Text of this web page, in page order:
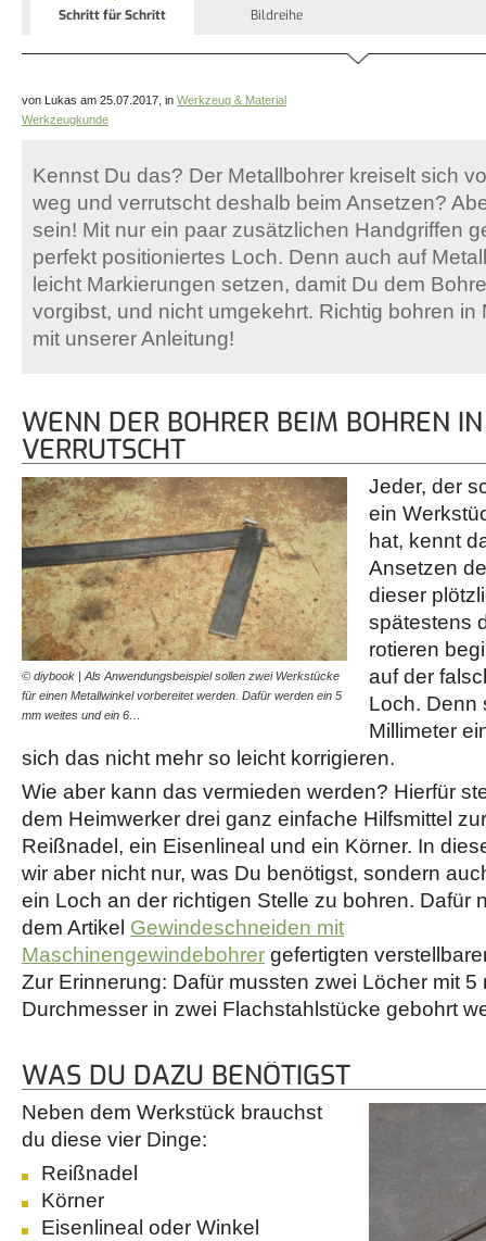
Schritt für Schritt Bildreihe
von Lukas am 25.07.2017, in Werkzeug & Material
Werkzeugkunde
Kennst Du das? Der Metallbohrer kreiselt sich
weg und verrutscht deshalb beim Ansetzen?
sein! Mit nur ein paar zusätzlichen Handgriffen
perfekt positioniertes Loch. Denn auch auf
leicht Markierungen setzen, damit Du dem
vorgibst, und nicht umgekehrt. Richtig bohren in
mit unserer Anleitung!
WENN DER BOHRER BEIM BOHREN
VERRUTSCHT
© diybook | Als Anwendungsbeispiel sollen zwei Werkstücke
für einen Metallwinkel vorbereitet werden. Dafür werden ein 5
mm weites und ein 6…
Jeder, der
ein
hat, kennt
Ansetzen
dieser
spätestens
rotieren
auf der
Loch. Denn
Millimeter
sich das nicht mehr so leicht korrigieren.
Wie aber kann das vermieden werden? Hierfür
dem Heimwerker drei ganz einfache Hilfsmittel
Reißnadel, ein Eisenlineal und ein Körner. In
wir aber nicht nur, was Du benötigst, sondern
ein Loch an der richtigen Stelle zu bohren. Dafür
dem Artikel Gewindeschneiden mit
Maschinengewindebohrer gefertigten
Zur Erinnerung: Dafür mussten zwei Löcher mit 5
Durchmesser in zwei Flachstahlstücke gebohrt
WAS DU DAZU BENÖTIGST
Neben dem Werkstück brauchst
du diese vier Dinge:
Reißnadel
Körner
Eisenlineal oder Winkel